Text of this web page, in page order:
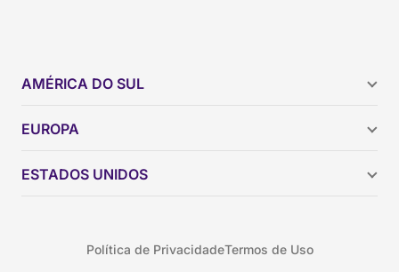
AMÉRICA DO SUL
Brasil
Colômbia
EUROPA
ESTADOS UNIDOS
Política de PrivacidadeTermos de Uso